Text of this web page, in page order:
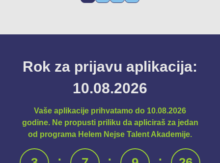
Rok za prijavu aplikacija:
10.08.2026
Vaše aplikacije prihvatamo do 10.08.2026
godine. Ne propusti priliku da apliciraš za jedan
od programa Helem Nejse Talent Akademije.